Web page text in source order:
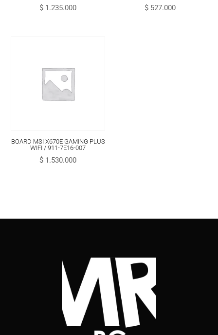
$ 1.235.000 $527.000
BOARD MSI X670E GAMING PLUS
WIFI / 911-7E16-007
$ 1.530.000